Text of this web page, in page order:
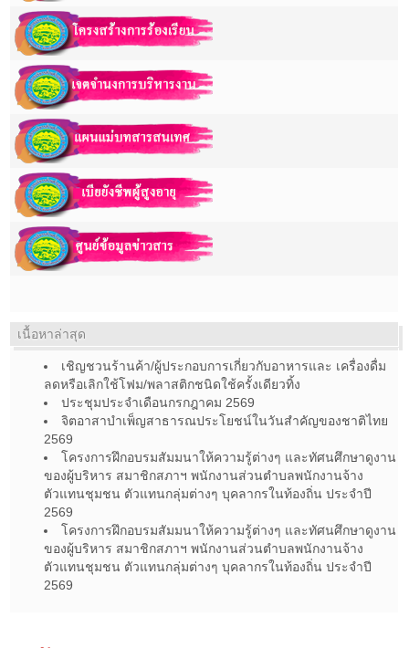
เนื้อหาล่าสุด
เชิญชวนร้านค้า/ผู้ประกอบการเกี่ยวกับอาหารและ เครื่องดื่ม
ลดหรือเลิกใช้โฟม/พลาสติกชนิดใช้ครั้งเดียวทิ้ง
ประชุมประจำเดือนกรกฎาคม 2569
จิตอาสาบำเพ็ญสาธารณประโยชน์ในวันสำคัญของชาติไทย
2569
โครงการฝึกอบรมสัมมนาให้ความรู้ต่างๆ และทัศนศึกษาดูงาน
ของผู้บริหาร สมาชิกสภาฯ พนักงานส่วนตำบลพนักงานจ้าง
ตัวแทนชุมชน ตัวแทนกลุ่มต่างๆ บุคลากรในท้องถิ่น ประจำปี
2569
โครงการฝึกอบรมสัมมนาให้ความรู้ต่างๆ และทัศนศึกษาดูงาน
ของผู้บริหาร สมาชิกสภาฯ พนักงานส่วนตำบลพนักงานจ้าง
ตัวแทนชุมชน ตัวแทนกลุ่มต่างๆ บุคลากรในท้องถิ่น ประจำปี
2569